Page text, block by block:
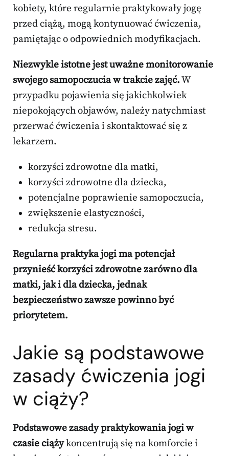
kobiety, które regularnie praktykowały jogę
przed ciążą, mogą kontynuować ćwiczenia,
pamiętając o odpowiednich modyfikacjach.
Niezwykle istotne jest uważne monitorowanie
swojego samopoczucia w trakcie zajęć.W
przypadku pojawienia się jakichkolwiek
niepokojących objawów, należy natychmiast
przerwać ćwiczenia i skontaktować się z
lekarzem.
korzyści zdrowotne dla matki,
korzyści zdrowotne dla dziecka,
potencjalne poprawienie samopoczucia,
zwiększenie elastyczności,
redukcja stresu.
Regularna praktyka jogi ma potencjał
przynieść korzyści zdrowotne zarówno dla
matki, jak i dla dziecka, jednak
bezpieczeństwo zawsze powinno być
priorytetem.
Jakie są podstawowe
zasady ćwiczenia jogi
w ciąży?
Podstawowe zasady praktykowania jogi w
czasie ciążykoncentrują się na komforcie i